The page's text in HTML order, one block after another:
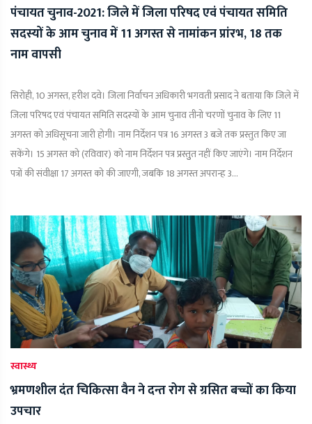
पंचायत चुनाव-2021: जिले में जिला परिषद एवं पंचायत समिति
सदस्यों के आम चुनाव में 11 अगस्त से नामांकन प्रांरभ, 18 तक
नाम वापसी
सिरोही, 10 अगस्त, हरीश दवे। जिला निर्वाचन अधिकारी भगवती प्रसाद ने बताया कि जिले में
जिला परिषद एवं पंचायत समिति सदस्यों के आम चुनाव तीनो चरणों चुनाव के लिए 11
अगस्त को अधिसूचना जारी होगी। नाम निर्देशन पत्र 16 अगस्त 3 बजे तक प्रस्तुत किए जा
सकेंगे। 15 अगस्त को (रविवार) को नाम निर्देशन पत्र प्रस्तुुत नहीं किए जाएंगे। नाम निर्देशन
पत्रों की संवीक्षा 17 अगस्त को की जाएगी, जबकि 18 अगस्त अपरान्ह 3...
स्वास्थ्य
भ्रमणशील दंत चिकित्सा वैन ने दन्त रोग से ग्रसित बच्चों का किया
उपचार